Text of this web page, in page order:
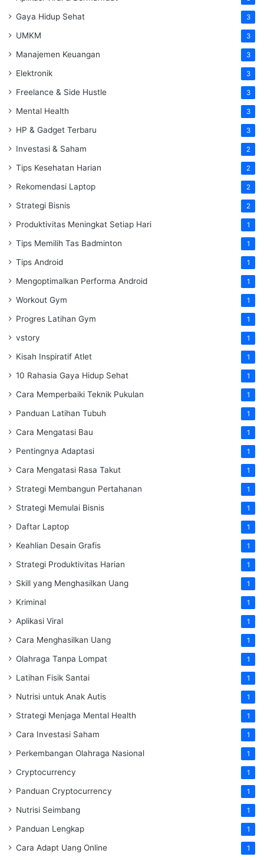
Gaya Hidup Sehat 3
UMKM 3
Manajemen Keuangan 3
Elektronik 3
Freelance & Side Hustle 3
Mental Health 3
HP & Gadget Terbaru 3
Investasi & Saham 2
Tips Kesehatan Harian 2
Rekomendasi Laptop 2
Strategi Bisnis 2
Produktivitas Meningkat Setiap Hari 1
Tips Memilih Tas Badminton 1
Tips Android 1
Mengoptimalkan Performa Android 1
Workout Gym 1
Progres Latihan Gym 1
vstory 1
Kisah Inspiratif Atlet 1
10 Rahasia Gaya Hidup Sehat 1
Cara Memperbaiki Teknik Pukulan 1
Panduan Latihan Tubuh 1
Cara Mengatasi Bau 1
Pentingnya Adaptasi 1
Cara Mengatasi Rasa Takut 1
Strategi Membangun Pertahanan 1
Strategi Memulai Bisnis 1
Daftar Laptop 1
Keahlian Desain Grafis 1
Strategi Produktivitas Harian 1
Skill yang Menghasilkan Uang 1
Kriminal 1
Aplikasi Viral 1
Cara Menghasilkan Uang 1
Olahraga Tanpa Lompat 1
Latihan Fisik Santai 1
Nutrisi untuk Anak Autis 1
Strategi Menjaga Mental Health 1
Cara Investasi Saham 1
Perkembangan Olahraga Nasional 1
Cryptocurrency 1
Panduan Cryptocurrency 1
Nutrisi Seimbang 1
Panduan Lengkap 1
Cara Adapt Uang Online 1